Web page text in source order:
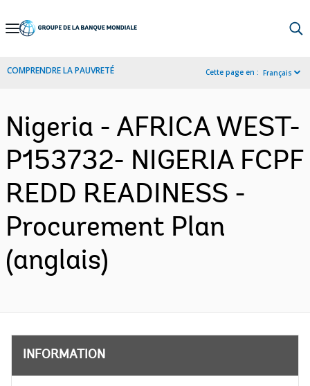
Skip
Navigation
COMPRENDRE LA PAUVRETÉ Cette page en : Français
Nigeria - AFRICA WEST-
P153732- NIGERIA FCPF
REDD READINESS -
Procurement Plan
(anglais)
INFORMATION